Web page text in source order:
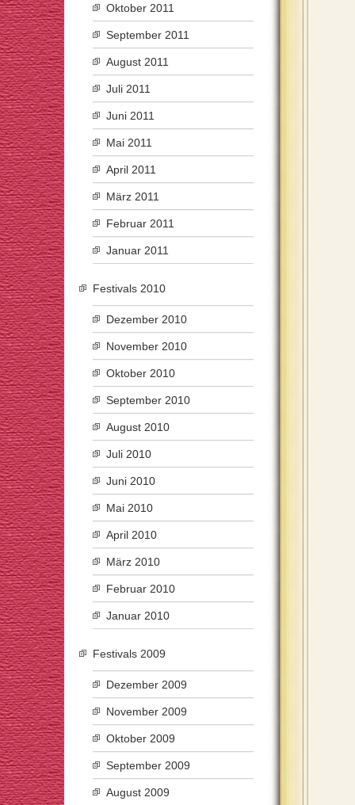
Oktober 2011
September 2011
August 2011
Juli 2011
Juni 2011
Mai 2011
April 2011
März 2011
Februar 2011
Januar 2011
Festivals 2010
Dezember 2010
November 2010
Oktober 2010
September 2010
August 2010
Juli 2010
Juni 2010
Mai 2010
April 2010
März 2010
Februar 2010
Januar 2010
Festivals 2009
Dezember 2009
November 2009
Oktober 2009
September 2009
August 2009